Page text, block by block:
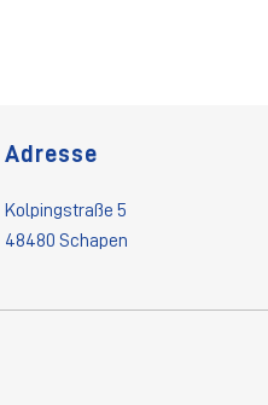
Adresse
Kolpingstraße 5
48480 Schapen